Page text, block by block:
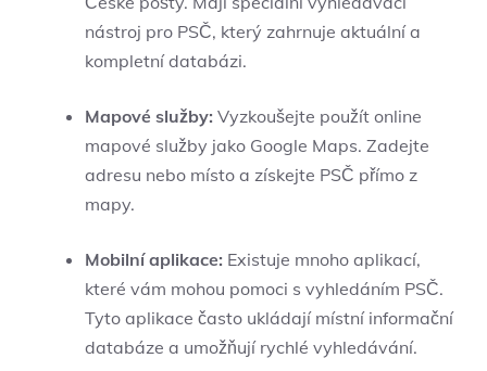
nástroj pro PSČ, který zahrnuje aktuální a
kompletní databázi.
Mapové služby: Vyzkoušejte použít online
mapové služby jako Google Maps. Zadejte
adresu nebo místo a získejte PSČ přímo z
mapy.
Mobilní aplikace: Existuje mnoho aplikací,
které vám mohou pomoci s vyhledáním PSČ.
Tyto aplikace často ukládají místní informační
databáze a umožňují rychlé vyhledávání.